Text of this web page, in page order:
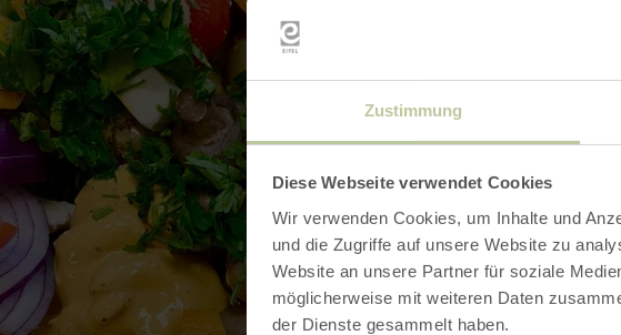
Zustimmung
Diese Webseite verwendet Cookies
Wir verwenden Cookies, um Inhalte und
und die Zugriffe auf unsere Website zu
Website an unsere Partner für soziale
möglicherweise mit weiteren Daten
der Dienste gesammelt haben.